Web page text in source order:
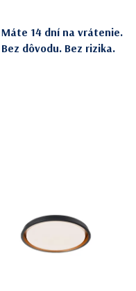
Máte 14 dní na vrátenie.
Bez dôvodu. Bez rizika.